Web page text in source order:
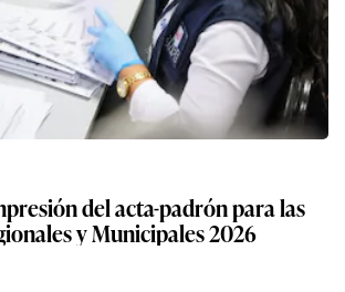
del acta-padrón para las
y Municipales 2026